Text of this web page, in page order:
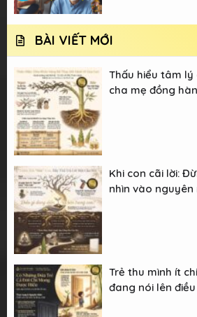
BÀI VIẾT MỚI
Thấu hiểu tâm lý
cha mẹ đồng
Khi con cãi lời:
nhìn vào nguyên
Trẻ thu mình ít
đang nói lên